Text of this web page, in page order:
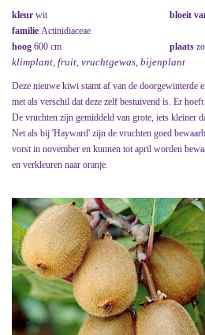
kleur wit bloeit
familie Actinidiaceae
hoog 600 cm plaats
klimplant, fruit, vruchtgewas, bijenplant
Deze nieuwe kiwi stamt af van de doorgewinterde
met als verschil dat deze zelf bestuivend is. Er
De vruchten zijn gemiddeld van grote, iets kleiner
Net als bij 'Hayward' zijn de vruchten goed
vorst in november en kunnen tot april worden
en verkleuren naar oranje.